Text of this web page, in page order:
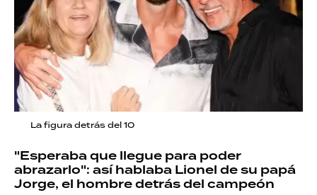
La figura detrás del 10
"Esperaba que llegue para poder
abrazarlo": así hablaba Lionel de su papá
Jorge, el hombre detrás del campeón